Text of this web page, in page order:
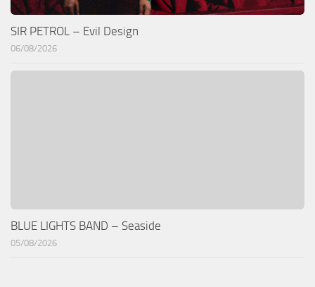
SIR PETROL – Evil Design
06/08/2026
BLUE LIGHTS BAND – Seaside
05/08/2026